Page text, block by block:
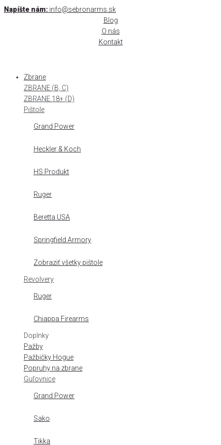
Skip
Napíšte nám: info@sebronarms.sk
Blog
O nás
Kontakt
Zbrane
ZBRANE (B, C)
ZBRANE 18+ (D)
Pištole
Grand Power
Heckler & Koch
HS Produkt
Ruger
Beretta USA
Springfield Armory
Zobraziť všetky pištole
Revolvery
Ruger
Chiappa Firearms
Doplnky
Pažby
Pažbičky Hogue
Popruhy na zbrane
Guľovnice
Grand Power
Sako
Tikka